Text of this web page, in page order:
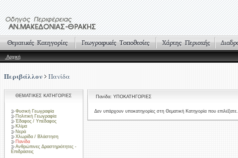
Αρχική
Περιβάλλον Πανίδα
ΘΕΜΑΤΙΚΕΣ ΚΑΤΗΓΟΡΙΕΣ
Φυσική Γεωγραφία
Πολιτική Γεωγραφία
Έδαφος / Υπέδαφος
Κλίμα
Νερά
Χλωρίδα / Βλάστηση
Πανίδα
Ανθρώπινες Δραστηριότητες -
Επιδράσεις
Πανίδα: ΥΠΟΚΑΤΗΓΟΡΙΕΣ
Δεν υπάρχουν υποκατηγορίες στη Θεματική Κατηγορία που επιλέξατε.